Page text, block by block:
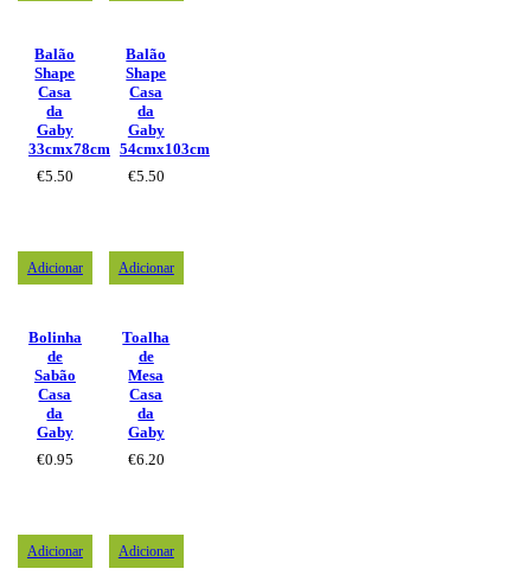
Balão
Shape
Casa
da
Gaby
33cmx78cm
€5.50
Balão
Shape
Casa
da
Gaby
54cmx103cm
€5.50
Adicionar
Bolinha
de
Sabão
Casa
da
Gaby
€0.95
Adicionar
Toalha
de
Mesa
Casa
da
Gaby
€6.20
Adicionar Adicionar